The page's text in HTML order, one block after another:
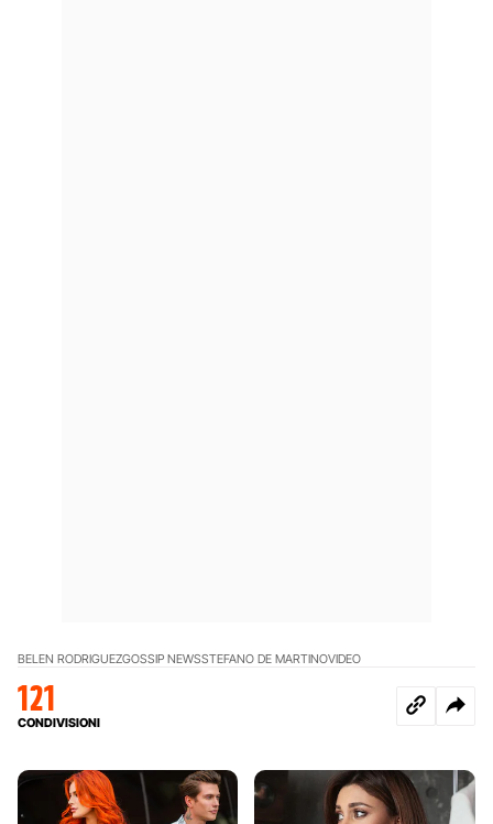
BELEN RODRIGUEZGOSSIP NEWSSTEFANO DE MARTINOVIDEO
121
CONDIVISIONI